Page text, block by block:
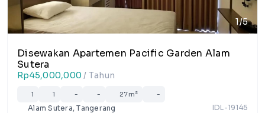
1/5
Disewakan Apartemen Pacific Garden Alam
Sutera
Rp45,000,000/ Tahun
1 1 - - 27m² -
Alam Sutera, Tangerang IDL-19145